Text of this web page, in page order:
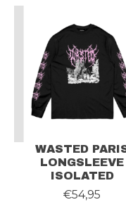
WASTED
LONGSLEEVE
ISOLATED
€54,95